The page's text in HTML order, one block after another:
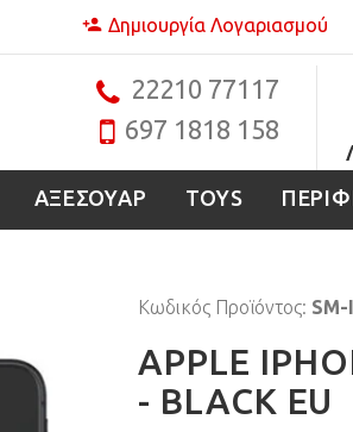
Δημιουργία Λογαριασμού
22210 77117
697 1818 158
ΑΞΕΣΟΥΑΡ TOYS
Κωδικός Προϊόντος: SM-
APPLE
- BLACK EU